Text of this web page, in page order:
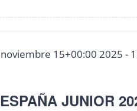
JUNIOR
15+00:00 2025 -